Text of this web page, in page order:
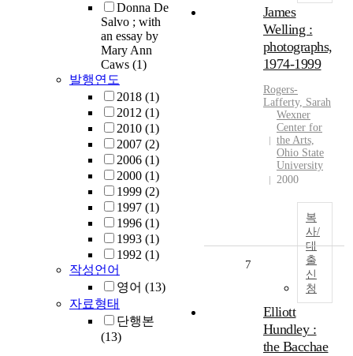
Donna De
Salvo ; with
an essay by
Mary Ann
Caws (1)
발행연도
2018 (1)
2012 (1)
2010 (1)
2007 (2)
2006 (1)
2000 (1)
1999 (2)
1997 (1)
1996 (1)
1993 (1)
1992 (1)
작성언어
영어 (13)
자료형태
단행본
(13)
James
Welling :
photographs,
1974-1999
Rogers-
Lafferty, Sarah
Wexner
Center for
the Arts,
Ohio State
University
2000
복
사/
대
출
신
청
7
Elliott
Hundley :
the Bacchae